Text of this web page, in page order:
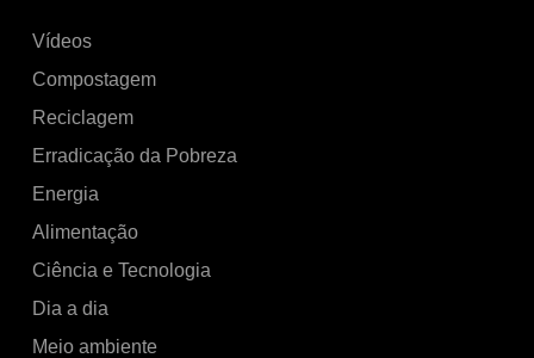
Vídeos
Compostagem
Reciclagem
Erradicação da Pobreza
Energia
Alimentação
Ciência e Tecnologia
Dia a dia
Meio ambiente